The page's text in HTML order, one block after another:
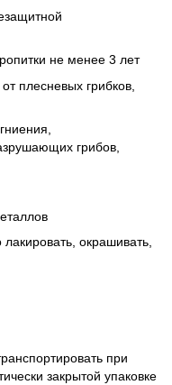
не менее 3 лет
плесневых грибков,
грибов,
окрашивать,
при
закрытой упаковке